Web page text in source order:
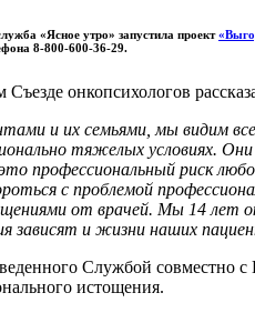
«Ясное утро» запустила проект
8-800-600-36-29.
онкопсихологов
и их семьями, мы видим
тяжелых условиях.
профессиональный риск
с проблемой
от врачей. Мы 14 лет
зависят и жизни наших
Службой совместно
истощения.